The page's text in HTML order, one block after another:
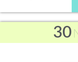
30